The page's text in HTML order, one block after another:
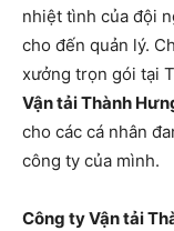
nhiệt tình của đội
cho đến quản lý.
xưởng trọn gói tại
Vận tải Thành
cho các cá nhân
công ty của mình.
Công ty Vận tải